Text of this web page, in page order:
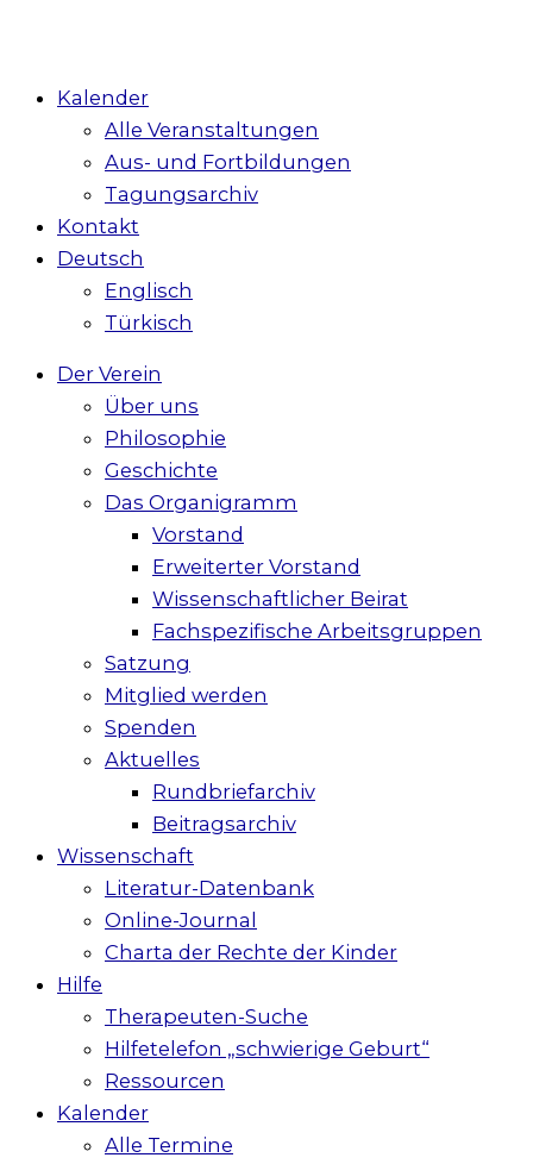
Kalender
Alle Veranstaltungen
Aus- und Fortbildungen
Tagungsarchiv
Kontakt
Deutsch
Englisch
Türkisch
Der Verein
Über uns
Philosophie
Geschichte
Das Organigramm
Vorstand
Erweiterter Vorstand
Wissenschaftlicher Beirat
Fachspezifische Arbeitsgruppen
Satzung
Mitglied werden
Spenden
Aktuelles
Rundbriefarchiv
Beitragsarchiv
Wissenschaft
Literatur-Datenbank
Online-Journal
Charta der Rechte der Kinder
Hilfe
Therapeuten-Suche
Hilfetelefon „schwierige Geburt“
Ressourcen
Kalender
Alle Termine